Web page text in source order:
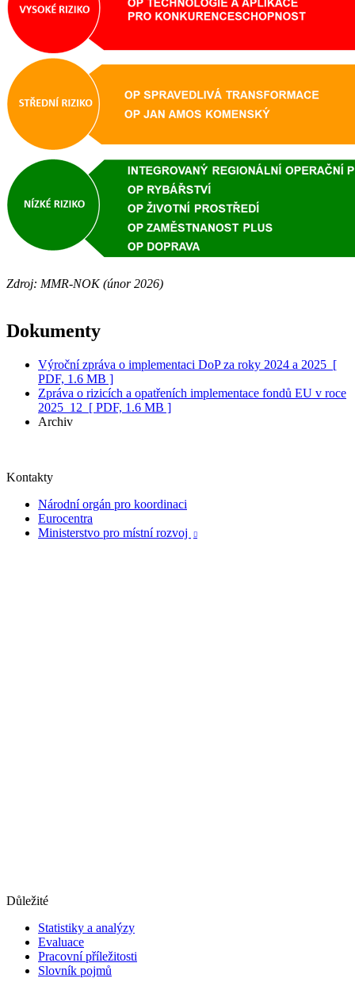
Zdroj: MMR-NOK (únor 2026)
Dokumenty
Výroční zpráva o implementaci DoP za roky 2024 a 2025 [
PDF, 1.6 MB ]
Zpráva o rizicích a opatřeních implementace fondů EU v roce
2025_12 [ PDF, 1.6 MB ]
Archiv
Kontakty
Národní orgán pro koordinaci
Eurocentra
Ministerstvo pro místní rozvoj

Důležité
Statistiky a analýzy
Evaluace
Pracovní příležitosti
Slovník pojmů